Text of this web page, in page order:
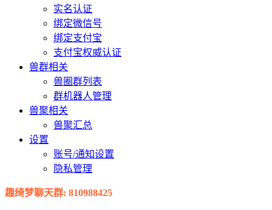
实名认证
绑定微信号
绑定支付宝
支付宝权威认证
兽群相关
兽圈群列表
群机器人管理
兽聚相关
兽聚汇总
设置
账号/通知设置
隐私管理
趣绮梦聊天群: 810988425